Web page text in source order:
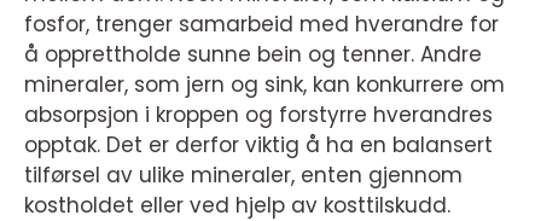
fosfor, trenger samarbeid med hverandre for
å opprettholde sunne bein og tenner. Andre
mineraler, som jern og sink, kan konkurrere om
absorpsjon i kroppen og forstyrre hverandres
opptak. Det er derfor viktig å ha en balansert
tilførsel av ulike mineraler, enten gjennom
kostholdet eller ved hjelp av kosttilskudd.